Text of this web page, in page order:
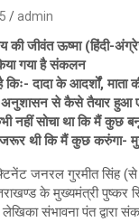
admin
कीजीवंतऊष्मा (हिंदी-
गयाहैसंकलन
किः-दादाकेआदर्शों,माता
अनुशासनसेकैसेतैयारहुआ
नहींसोचाथाकिमैंकुछ
जरूरथीकिमैंकुछकरुंगा-
जनरल गुरमीत सिंह (से
के मुख्यमंत्री पुष्कर
संभावना पंत द्वारा